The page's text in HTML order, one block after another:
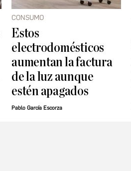
CONSUMO
Estos
electrodomésticos
aumentan la factura
de la luz aunque
estén apagados
Pablo García Escorza